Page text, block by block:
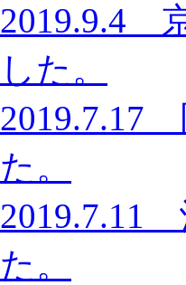
2019.9.4
した。
2019.7.17
た。
2019.7.11
た。